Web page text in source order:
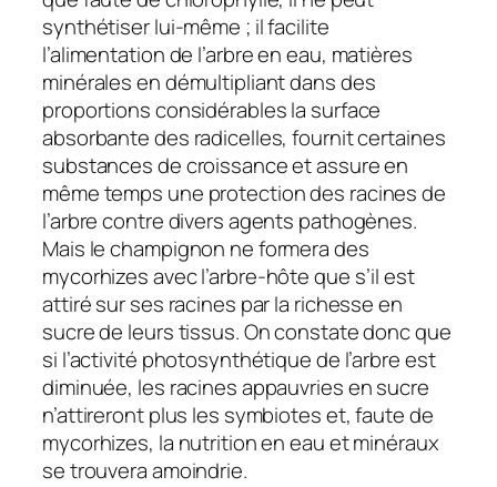
synthétiser lui-même ; il facilite
l’alimentation de l’arbre en eau, matières
minérales en démultipliant dans des
proportions considérables la surface
absorbante des radicelles, fournit certaines
substances de croissance et assure en
même temps une protection des racines de
l’arbre contre divers agents pathogènes.
Mais le champignon ne formera des
mycorhizes avec l’arbre-hôte que s’il est
attiré sur ses racines par la richesse en
sucre de leurs tissus. On constate donc que
si l’activité photosynthétique de l’arbre est
diminuée, les racines appauvries en sucre
n’attireront plus les symbiotes et, faute de
mycorhizes, la nutrition en eau et minéraux
se trouvera amoindrie.